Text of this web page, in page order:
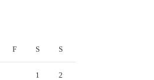
F S S
1 2